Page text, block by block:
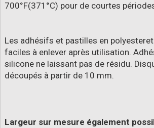
700°F(371°C) pour de courtes
Les adhésifs et pastilles en
faciles à enlever après utilisation.
silicone ne laissant pas de résidu.
découpés à partir de 10 mm.
Largeur sur mesure également